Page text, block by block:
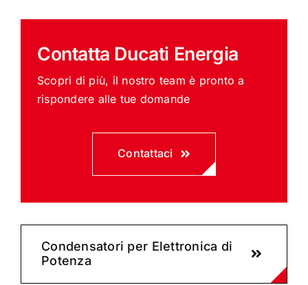
Contatta Ducati Energia
Scopri di più, il nostro team è pronto a
rispondere alle tue domande
Contattaci
Condensatori per Elettronica di
Potenza